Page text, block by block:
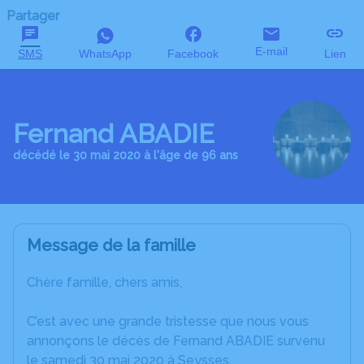
Partager
SMS WhatsApp Facebook E-mail Lien
Fernand ABADIE
décédé le 30 mai 2020 à l'âge de 96 ans
Message de la famille
Chère famille, chers amis,
C’est avec une grande tristesse que nous vous
annonçons le décès de Fernand ABADIE survenu
le samedi 30 mai 2020 à Seysses.